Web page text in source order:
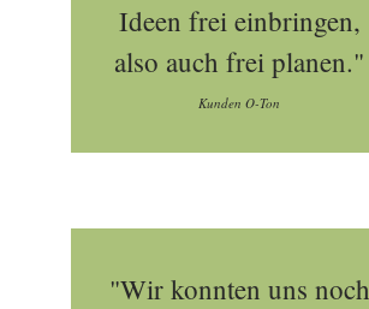
Ideen frei einbringen,
also auch frei planen."
Kunden O-Ton
"Wir konnten uns noch